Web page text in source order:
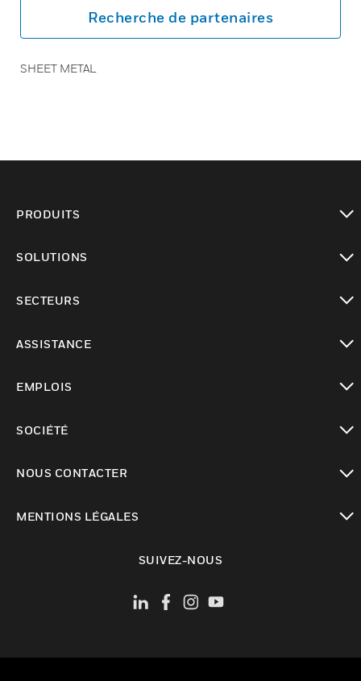
Recherche de partenaires
SHEET METAL
PRODUITS
SOLUTIONS
SECTEURS
ASSISTANCE
EMPLOIS
SOCIÉTÉ
NOUS CONTACTER
MENTIONS LÉGALES
SUIVEZ-NOUS